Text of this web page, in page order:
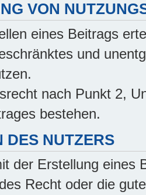
VON
eines Beitrags
und
nach Punkt 2,
bestehen.
DES NUTZERS
der Erstellung eines
Recht oder die